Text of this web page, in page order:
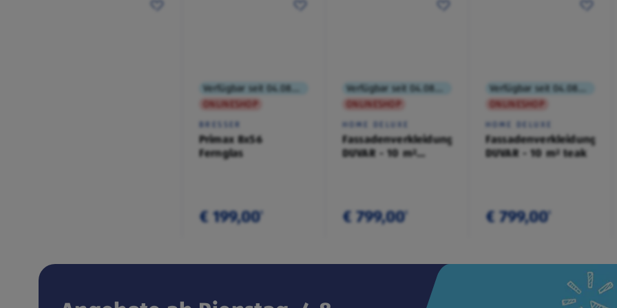
ONLINESHOP
BRESSER
Primax 8x56
Fernglas
€ 199,00¹
ONLINESHOP
HOME DELUXE
Fassadenverkleidung
DUVAR - 10 m²
€ 799,00¹
ONLINESHOP
HOME DELUXE
Fassadenverkleidung
DUVAR - 10 m² teak
€ 799,00¹